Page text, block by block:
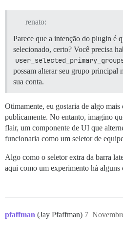
renato:
Parece que a intenção do plugin é
selecionado, certo? Você precisa
possam alterar seu grupo principal
sua conta.
Otimamente, eu gostaria de algo
publicamente. No entanto, imagino
flair, um componente de UI que
funcionaria como um seletor de
Algo como o seletor extra da barra
aqui como um experimento há alguns
pfaffman (Jay Pfaffman) 7